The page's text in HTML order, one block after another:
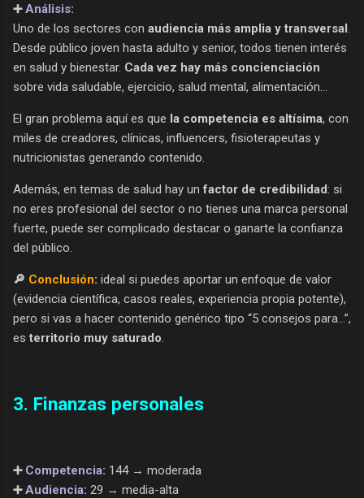
➕Análisis:
Uno de los sectores con audiencia más amplia y transversal
Desde público joven hasta adulto y senior, todos tienen interés
en salud y bienestar. Cada vez hay más concienciación
sobre vida saludable, ejercicio, salud mental, alimentación...
El gran problema aquí es que la competencia es altísima, con
miles de creadores, clínicas, influencers, fisioterapeutas y
nutricionistas generando contenido.
Además, en temas de salud hay unfactor de credibilidad: si
no eres profesional del sector o no tienes una marca personal
fuerte, puede ser complicado destacar o ganarte la confianza
del público.
🔎 Conclusión: ideal si puedes aportar un enfoque de valor
(evidencia científica, casos reales, experiencia propia potente),
pero si vas a hacer contenido genérico tipo “5 consejos para…”,
esterritorio muy saturado
3. Finanzas personales
➕ Competencia: 144 → moderada
➕Audiencia: 29 → media-alta